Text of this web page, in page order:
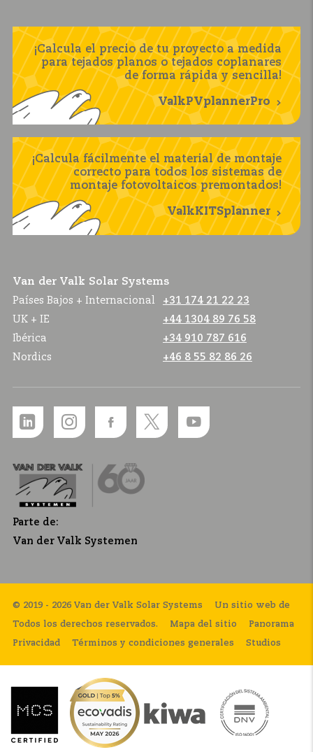
¡Calcula el precio de tu proyecto a medida
para tejados planos o tejados coplanares
de forma rápida y sencilla!
ValkPVplannerPro
¡Calcula fácilmente el material de montaje
correcto para todos los sistemas de
montaje fotovoltaicos premontados!
ValkKITSplanner
Van der Valk Solar Systems
Países Bajos + Internacional
+31 174 21 22 23
UK + IE
+44 1304 89 76 58
Ibérica
+34 910 787 616
Nordics
+46 8 55 82 86 26
Parte de:
Van der Valk Systemen
© 2019 - 2026 Van der Valk Solar Systems
Todos los derechos reservados. Mapa del sitio
Privacidad Términos y condiciones generales
Un sitio web de
Panorama
Studios